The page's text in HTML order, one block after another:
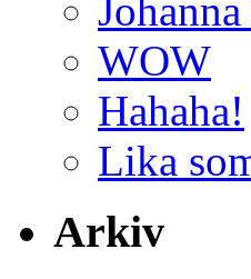
WOW
Hahaha!
Lika
Arkiv